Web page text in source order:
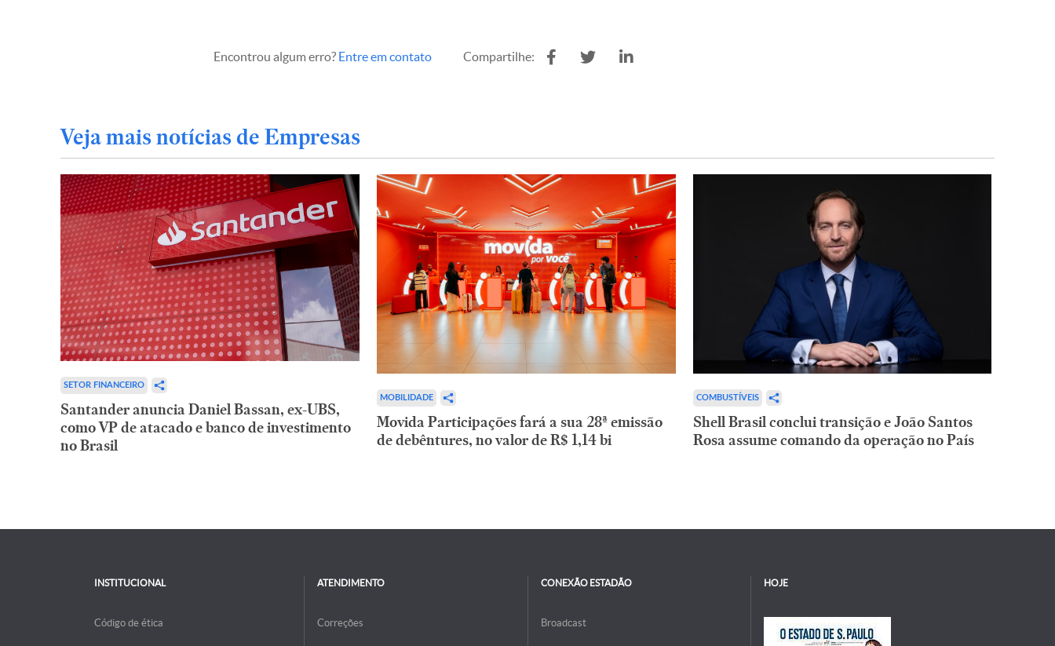
Encontrou algum erro? Entre em contato Compartilhe:
Veja mais notícias de Empresas
SETOR FINANCEIRO
Santander anuncia Daniel Bassan, ex-UBS,
como VP de atacado e banco de investimento
no Brasil
MOBILIDADE
Movida Participações fará a sua 28ª emissão
de debêntures, no valor de R$ 1,14 bi
COMBUSTÍVEIS
Shell Brasil conclui transição e João Santos
Rosa assume comando da operação no País
INSTITUCIONAL
Código de ética
ATENDIMENTO
Correções
CONEXÃO ESTADÃO
Broadcast
HOJE